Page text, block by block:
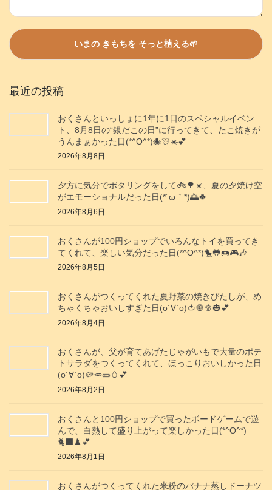
最近の投稿
おくさんといっしょに1年に1日のスペシャルイベン
ト、8月8日の“銀だこの日”に行ってきて、たこ焼きが
うんまぁかった日(*^O^*)🐙🎊☀️💕
2026年8月8日
夕方に気分でポタリングをして🚲️🌳☀️、夏の夕焼け空
がエモーショナルだった日(⁠*⁠´⁠ω⁠｀⁠*⁠)🌅🍀
2026年8月6日
おくさんが100円ショップでいろんなトイを買ってき
てくれて、楽しい気分だった日(*^O^*)🐤🐸🍩🎮️🎶
2026年8月5日
おくさんがつくってくれた夏野菜の焼きびたしが、め
ちゃくちゃおいしすぎた日(о´∀`о)🍅🧅🫑🎃💕
2026年8月4日
おくさんが、父が育てあげたじゃがいもで大量のポテ
トサラダをつくってくれて、ほっこりおいしかった日
(о´∀`о)🥔🥕🥒🥚💕
2026年8月2日
おくさんと100円ショップで買ったボードゲームで遊
んで、白熱して盛り上がって楽しかった日(*^O^*)
🐈‍⬛♟️💕
2026年8月1日
おくさんがつくってくれた米粉のバナナ蒸しドーナツ